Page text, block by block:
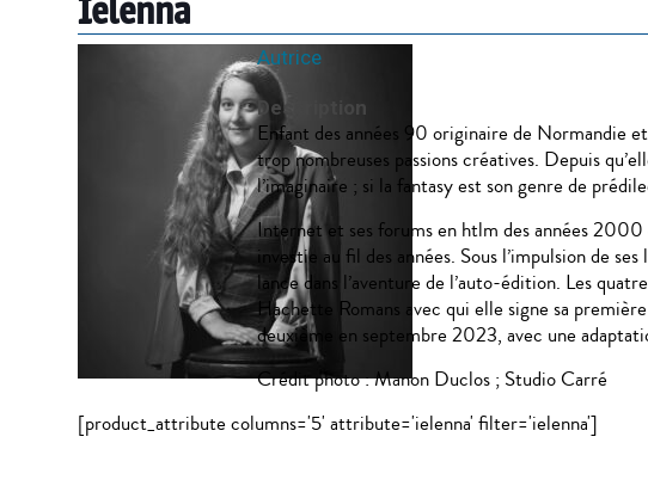
Ielenna
Autrice
Description
Enfant des années 90 originaire de Normandie
trop nombreuses passions créatives. Depuis
l’imaginaire ; si la fantasy est son genre de
Internet et ses forums en htlm des années 2000
investie au fil des années. Sous l’impulsion de
lance dans l’aventure de l’auto-édition. Les
Hachette Romans avec qui elle signe sa
deuxième en septembre 2023, avec une
Crédit photo : Manon Duclos ; Studio Carré
[product_attribute columns='5' attribute='ielenna' filter='ielenna']